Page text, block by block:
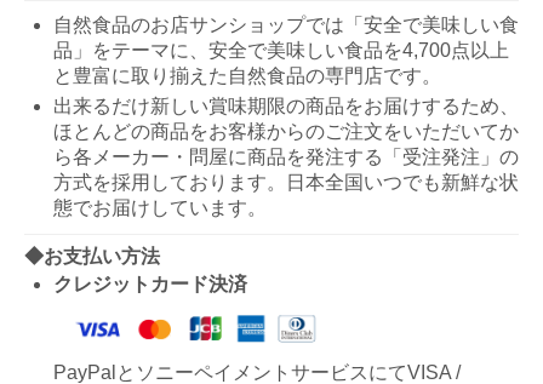
自然食品のお店サンショップでは「安全で美味しい食
品」をテーマに、安全で美味しい食品を4,700点以上
と豊富に取り揃えた自然食品の専門店です。
出来るだけ新しい賞味期限の商品をお届けするため、
ほとんどの商品をお客様からのご注文をいただいてか
ら各メーカー・問屋に商品を発注する「受注発注」の
方式を採用しております。日本全国いつでも新鮮な状
態でお届けしています。
◆お支払い方法
クレジットカード決済
PayPalとソニーペイメントサービスにてVISA /